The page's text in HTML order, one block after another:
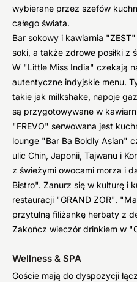
wybierane przez szefów
całego świata.
Bar sokowy i kawiarnia
soki, a także zdrowe posiłki z
W "Little Miss India" czekają
autentyczne indyjskie menu.
takie jak milkshake, napoje
są przygotowywane w
"FREVO" serwowana jest
lounge "Bar Ba Boldly Asian"
ulic Chin, Japonii, Tajwanu i
z świeżymi owocami morza i
Bistro". Zanurz się w kulturę i
restauracji "GRAND ZOR".
przytulną filiżankę herbaty z
Zakończ wieczór drinkiem w
Wellness & SPA
Goście mają do dyspozycji